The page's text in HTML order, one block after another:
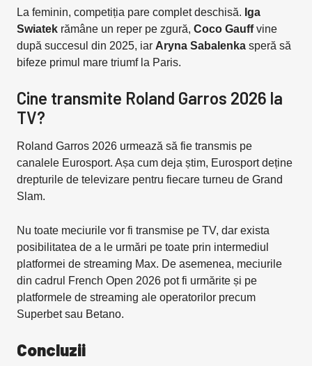
La feminin, competiția pare complet deschisă. Iga
Swiatek rămâne un reper pe zgură, Coco Gauffvine
după succesul din 2025, iar Aryna Sabalenka speră să
bifeze primul mare triumf la Paris.
Cine transmite Roland Garros 2026 la
TV?
Roland Garros 2026 urmează să fie transmis pe
canalele Eurosport. Așa cum deja știm, Eurosport deține
drepturile de televizare pentru fiecare turneu de Grand
Slam.
Nu toate meciurile vor fi transmise pe TV, dar exista
posibilitatea de a le urmări pe toate prin intermediul
platformei de streaming Max. De asemenea, meciurile
din cadrul French Open 2026 pot fi urmărite și pe
platformele de streaming ale operatorilor precum
Superbet sau Betano.
Concluzii